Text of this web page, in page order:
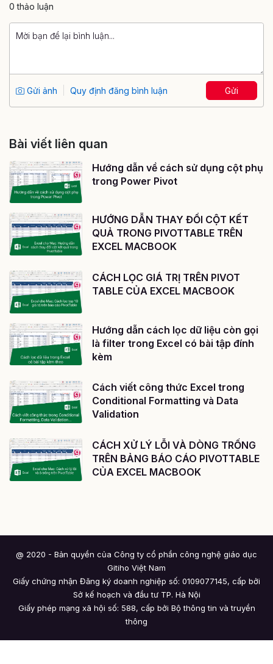
0 thảo luận
Gửi ảnh Quy định đăng bình luận Gửi
Bài viết liên quan
Hướng dẫn về cách sử dụng cột phụ
trong Power Pivot
HƯỚNG DẪN THAY ĐỔI CỘT KẾT
QUẢ TRONG PIVOTTABLE TRÊN
EXCEL MACBOOK
CÁCH LỌC GIÁ TRỊ TRÊN PIVOT
TABLE CỦA EXCEL MACBOOK
Hướng dẫn cách lọc dữ liệu còn gọi
là filter trong Excel có bài tập đính
kèm
Cách viết công thức Excel trong
Conditional Formatting và Data
Validation
CÁCH XỬ LÝ LỖI VÀ DÒNG TRỐNG
TRÊN BẢNG BÁO CÁO PIVOTTABLE
CỦA EXCEL MACBOOK
@ 2020 - Bản quyền của Công ty cổ phần công nghệ giáo dục
Gitiho Việt Nam
Giấy chứng nhận Đăng ký doanh nghiệp số: 0109077145, cấp bởi
Sở kế hoạch và đầu tư TP. Hà Nội
Giấy phép mạng xã hội số: 588, cấp bởi Bộ thông tin và truyền
thông